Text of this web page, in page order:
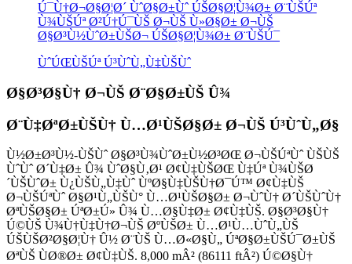
Ú¯Ù†Ø¬Ø§Ø¦Ø´ ÙˆØ§Ø±Ùˆ ÚŠØ§Ø¦Ù¾Ø± Ø¨ÙŠÚª
Ù¾ÙŠÚª Ø²Ú†Ú¯ÙŠ Ø¬ÙŠ Ù»Ø§Ø± Ø¬ÙŠ
Ø§Ø³Ù½ÙˆØ±ÙŠØ¬ ÚŠØ§Ø¦Ù¾Ø± Ø¨ÙŠÚ¯
ÙˆÚŒÙŠÚª Ú³ÙˆÙ„Ù‡ÙŠÙˆ
Ø§Ø³Ø§Ù† Ø¬ÙŠ Ø¨Ø§Ø±ÙŠ Û¾
Ø¨Ù‡ØªØ±ÙŠÙ† Ù…Ø¹ÙŠØ§Ø± Ø¬ÙŠ Ú³ÙˆÙ„Ø§
Ù½Ø±Ø³Ù½-ÙŠÙˆ Ø§Ø³Ù¾ÙˆØ±Ù½Ø³ØŒ Ø¬ÙŠÚªÙˆ ÙŠÙŠ
ÙˆÙˆ Ø´Ù‡Ø± Û¾ ÙˆØ§Ù‚Ø¹ Ø¢Ù‡ÙŠØŒ Ù‡Úª Ù¾ÙŠØ
´ÙŠÙˆØ± Ù¿ÙŠÙ„Ù‡Ùˆ ÙºØ§Ù‡ÙŠÙ†Ø¯Ú™ Ø¢Ù‡ÙŠ
Ø¬ÙŠÚªÙˆ Ø§Ø¹Ù„ÙŠÙ° Ù…Ø¹ÙŠØ§Ø± Ø¬ÙˆÙ† Ø´ÙŠÙˆÙ†
ØªÙŠØ§Ø± ÚªØ±Ú» Û¾ Ù…Ø§Ù‡Ø± Ø¢Ù‡ÙŠ. Ø§Ø³Ø§Ù†
Ú©ÙŠ Ù¾Ù†Ù‡Ù†Ø¬ÙŠ ØºÙŠØ± Ù…Ø¹Ù…ÙˆÙ„ÙŠ
ÚŠÙŠØ²Ø§Ø¦Ù† Û½ Ø¨ÙŠ Ù…Ø«Ø§Ù„ ÚªØ§Ø±ÙŠÚ¯Ø±ÙŠ
ØªÙŠ ÙØ®Ø± Ø¢Ù‡ÙŠ. 8,000 mÂ² (86111 ftÂ²) Ú©Ø§Ù†